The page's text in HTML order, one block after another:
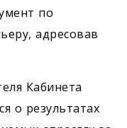
по
адресовав
Кабинета
о результатах